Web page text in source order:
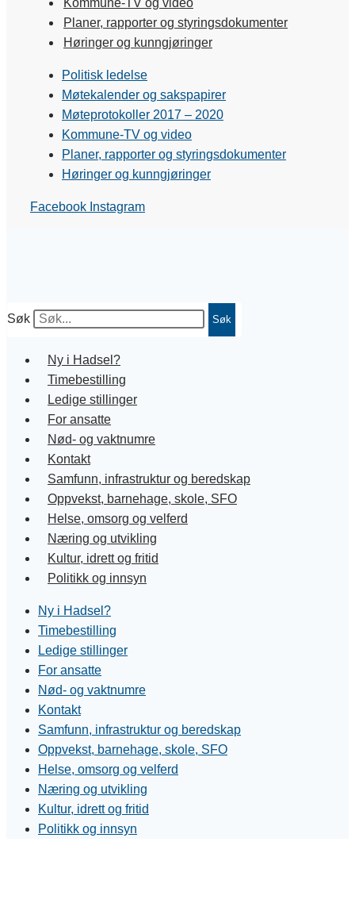
Kommune-TV og video
Planer, rapporter og styringsdokumenter
Høringer og kunngjøringer
Politisk ledelse
Møtekalender og sakspapirer
Møteprotokoller 2017 – 2020
Kommune-TV og video
Planer, rapporter og styringsdokumenter
Høringer og kunngjøringer
Facebook Instagram
Søk Søk
Ny i Hadsel?
Timebestilling
Ledige stillinger
For ansatte
Nød- og vaktnumre
Kontakt
Samfunn, infrastruktur og beredskap
Oppvekst, barnehage, skole, SFO
Helse, omsorg og velferd
Næring og utvikling
Kultur, idrett og fritid
Politikk og innsyn
Ny i Hadsel?
Timebestilling
Ledige stillinger
For ansatte
Nød- og vaktnumre
Kontakt
Samfunn, infrastruktur og beredskap
Oppvekst, barnehage, skole, SFO
Helse, omsorg og velferd
Næring og utvikling
Kultur, idrett og fritid
Politikk og innsyn